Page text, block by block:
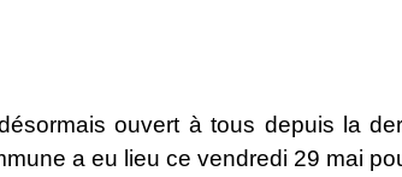
ouvert à tous depuis la
a eu lieu ce vendredi 29 mai